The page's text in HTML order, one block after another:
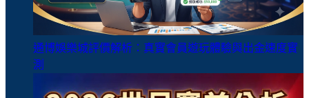
通博娛樂城評價解析：真實會員遊玩體驗與出金速度實
測